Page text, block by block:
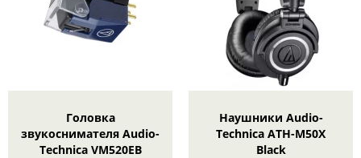
Головка
звукоснимателя Audio-
Technica VM520EB
Наушники Audio-
Technica ATH-M50X
Black